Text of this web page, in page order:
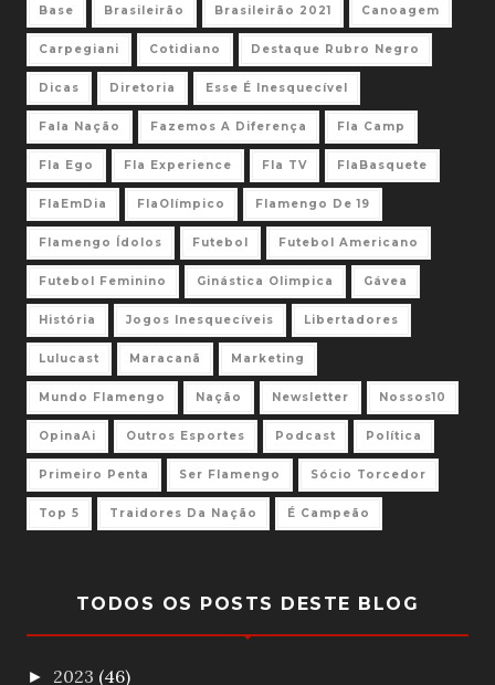
Base Brasileirão Brasileirão 2021 Canoagem
Carpegiani Cotidiano Destaque Rubro Negro
Dicas Diretoria Esse É Inesquecível
Fala Nação Fazemos A Diferença Fla Camp
Fla Ego Fla Experience Fla TV FlaBasquete
FlaEmDia FlaOlímpico Flamengo De 19
Flamengo Ídolos Futebol Futebol Americano
Futebol Feminino Ginástica Olimpica Gávea
História Jogos Inesquecíveis Libertadores
Lulucast Maracanã Marketing
Mundo Flamengo Nação Newsletter Nossos10
OpinaAi Outros Esportes Podcast Política
Primeiro Penta Ser Flamengo Sócio Torcedor
Top 5 Traidores Da Nação É Campeão
TODOS OS POSTS DESTE BLOG
► 2023 (46)